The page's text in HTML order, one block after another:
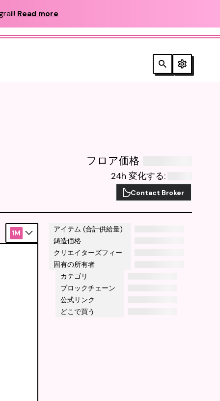
Read more
フロア価格:
24h 変化する:
Contact Broker
アイテム (合計供給量)
鋳造価格
クリエイターズフィー
固有の所有者
カテゴリ
ブロックチェーン
公式リンク
どこで買う
1M